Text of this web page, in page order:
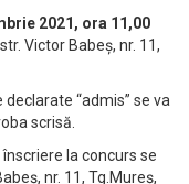
2021, ora 11,00
Victor Babeș, nr. 11,
“admis” se va
scrisă.
la concurs se
nr. 11, Tg.Mureș,